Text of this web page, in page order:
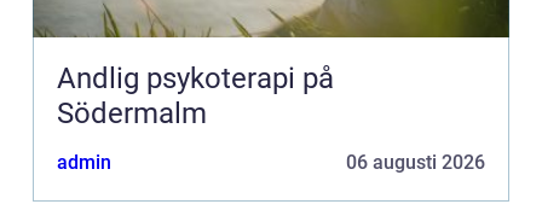
Andlig psykoterapi på
Södermalm
admin 06 augusti 2026